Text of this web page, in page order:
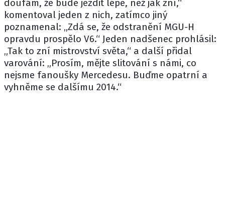
doufám, že bude jezdit lépe, než jak zní,“
komentoval jeden z nich, zatímco jiný
poznamenal: „Zdá se, že odstranění MGU-H
opravdu prospělo V6.“ Jeden nadšenec prohlásil:
„Tak to zní mistrovství světa,“ a další přidal
varování: „Prosím, mějte slitování s námi, co
nejsme fanoušky Mercedesu. Buďme opatrní a
vyhněme se dalšímu 2014.“